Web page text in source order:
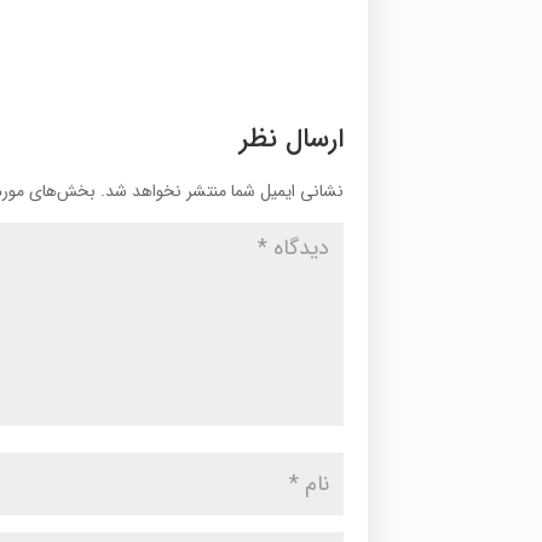
ارسال نظر
نشانی ایمیل شما منتشر نخواهد شد. بخش‌های